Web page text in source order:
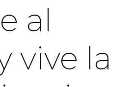
al
vive la